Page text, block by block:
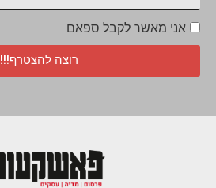
אני מאשר לקבל ספאם
רוצה להצטרף!!!